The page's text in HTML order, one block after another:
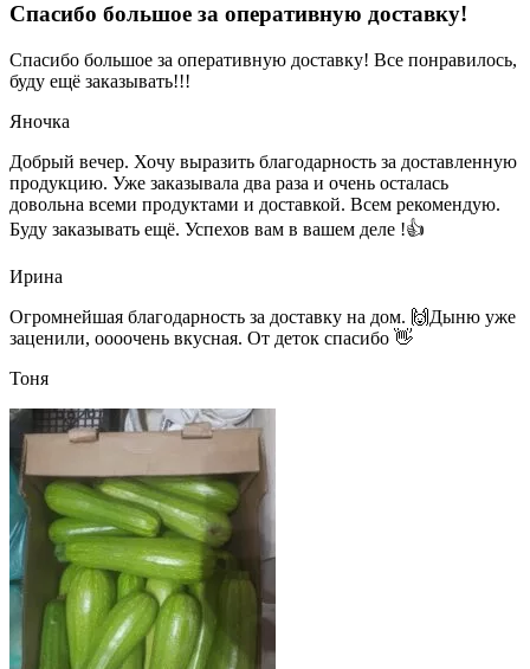
Спасибо большое за оперативную доставку!
Спасибо большое за оперативную доставку! Все понравилось,
буду ещё заказывать!!!
Яночка
Добрый вечер. Хочу выразить благодарность за доставленную
продукцию. Уже заказывала два раза и очень осталась
довольна всеми продуктами и доставкой. Всем рекомендую.
Буду заказывать ещё. Успехов вам в вашем деле !👍
Ирина
Огромнейшая благодарность за доставку на дом. 🙌Дыню уже
заценили, оооочень вкусная. От деток спасибо 👋
Тоня